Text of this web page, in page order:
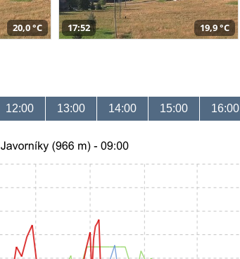
20,0 °C 17:52 19,9 °C
12:00 13:00 14:00 15:00 16:00